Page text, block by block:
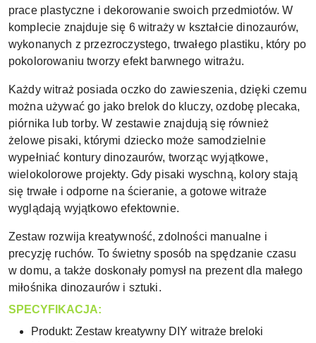
prace plastyczne i dekorowanie swoich przedmiotów. W
komplecie znajduje się 6 witraży w kształcie dinozaurów,
wykonanych z przezroczystego, trwałego plastiku, który po
pokolorowaniu tworzy efekt barwnego witrażu.
Każdy witraż posiada oczko do zawieszenia, dzięki czemu
można używać go jako brelok do kluczy, ozdobę plecaka,
piórnika lub torby. W zestawie znajdują się również
żelowe pisaki, którymi dziecko może samodzielnie
wypełniać kontury dinozaurów, tworząc wyjątkowe,
wielokolorowe projekty. Gdy pisaki wyschną, kolory stają
się trwałe i odporne na ścieranie, a gotowe witraże
wyglądają wyjątkowo efektownie.
Zestaw rozwija kreatywność, zdolności manualne i
precyzję ruchów. To świetny sposób na spędzanie czasu
w domu, a także doskonały pomysł na prezent dla małego
miłośnika dinozaurów i sztuki.
SPECYFIKACJA:
Produkt: Zestaw kreatywny DIY witraże breloki